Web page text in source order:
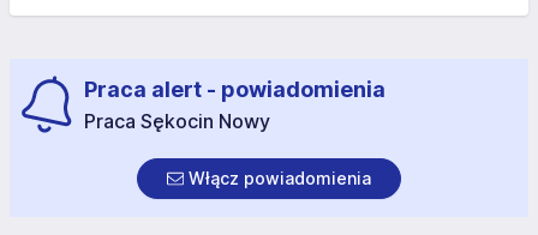
Praca alert - powiadomienia
Praca Sękocin Nowy
Włącz powiadomienia